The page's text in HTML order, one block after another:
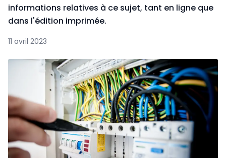
informations relatives à ce sujet, tant en ligne que
dans l'édition imprimée.
11 avril 2023